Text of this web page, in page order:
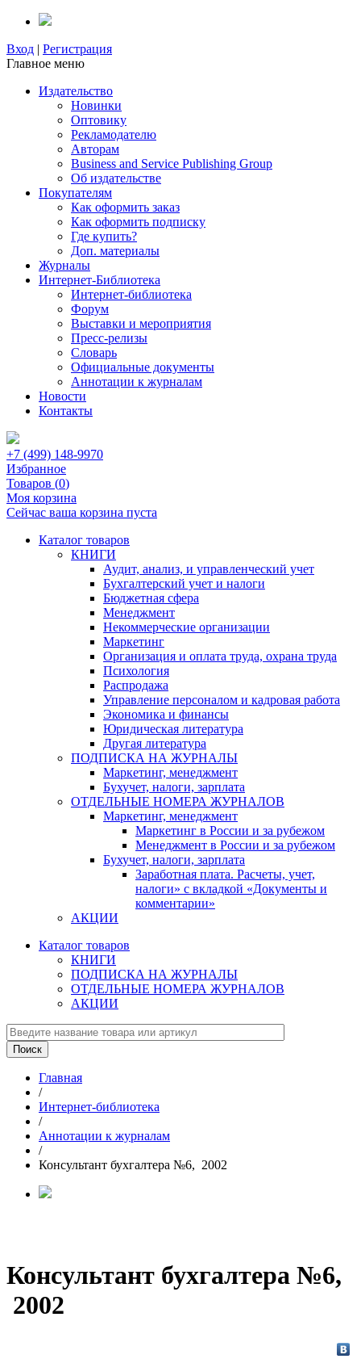
Вход | Регистрация
Главное меню
Издательство
Новинки
Оптовику
Рекламодателю
Авторам
Business and Service Publishing Group
Об издательстве
Покупателям
Как оформить заказ
Как оформить подписку
Где купить?
Доп. материалы
Журналы
Интернет-Библиотека
Интернет-библиотека
Форум
Выставки и мероприятия
Пресс-релизы
Словарь
Официальные документы
Аннотации к журналам
Новости
Контакты
+7 (499) 148-9970
Избранное
Товаров (0)
Моя корзина
Сейчас ваша корзина пуста
Каталог товаров
КНИГИ
Аудит, анализ, и управленческий учет
Бухгалтерский учет и налоги
Бюджетная сфера
Менеджмент
Некоммерческие организации
Маркетинг
Организация и оплата труда, охрана труда
Психология
Распродажа
Управление персоналом и кадровая работа
Экономика и финансы
Юридическая литература
Другая литература
ПОДПИСКА НА ЖУРНАЛЫ
Маркетинг, менеджмент
Бухучет, налоги, зарплата
ОТДЕЛЬНЫЕ НОМЕРА ЖУРНАЛОВ
Маркетинг, менеджмент
Маркетинг в России и за рубежом
Менеджмент в России и за рубежом
Бухучет, налоги, зарплата
Заработная плата. Расчеты, учет,
налоги» с вкладкой «Документы и
комментарии»
АКЦИИ
Каталог товаров
КНИГИ
ПОДПИСКА НА ЖУРНАЛЫ
ОТДЕЛЬНЫЕ НОМЕРА ЖУРНАЛОВ
АКЦИИ
Главная
/
Интернет-библиотека
/
Аннотации к журналам
/
Консультант бухгалтера №6, 2002
Консультант бухгалтера №6,
2002